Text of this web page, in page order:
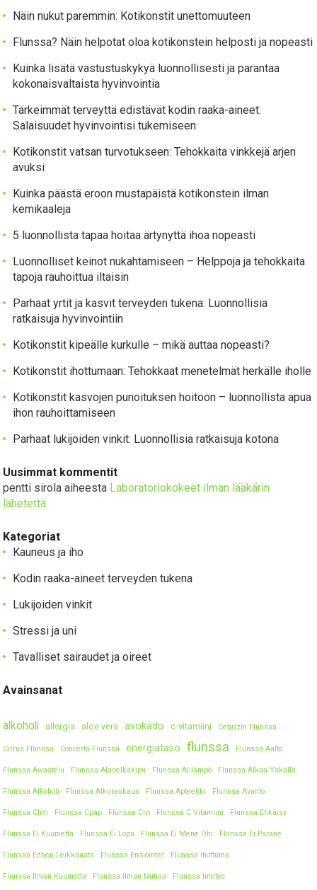
Näin nukut paremmin: Kotikonstit unettomuuteen
Flunssa? Näin helpotat oloa kotikonstein helposti ja nopeasti
Kuinka lisätä vastustuskykyä luonnollisesti ja parantaa
kokonaisvaltaista hyvinvointia
Tärkeimmät terveyttä edistävät kodin raaka-aineet:
Salaisuudet hyvinvointisi tukemiseen
Kotikonstit vatsan turvotukseen: Tehokkaita vinkkejä arjen
avuksi
Kuinka päästä eroon mustapäistä kotikonstein ilman
kemikaaleja
5 luonnollista tapaa hoitaa ärtynyttä ihoa nopeasti
Luonnolliset keinot nukahtamiseen – Helppoja ja tehokkaita
tapoja rauhoittua iltaisin
Parhaat yrtit ja kasvit terveyden tukena: Luonnollisia
ratkaisuja hyvinvointiin
Kotikonstit kipeälle kurkulle – mikä auttaa nopeasti?
Kotikonstit ihottumaan: Tehokkaat menetelmät herkälle iholle
Kotikonstit kasvojen punoituksen hoitoon – luonnollista apua
ihon rauhoittamiseen
Parhaat lukijoiden vinkit: Luonnollisia ratkaisuja kotona
Uusimmat kommentit
pentti sirola aiheesta Laboratoriokokeet ilman lääkärin
lähetettä
Kategoriat
Kauneus ja iho
Kodin raaka-aineet terveyden tukena
Lukijoiden vinkit
Stressi ja uni
Tavalliset sairaudet ja oireet
Avainsanat
alkoholi allergia aloe vera avokado c-vitamiini Cetirizin Flunssa
Cirrus Flunssa Concerta Flunssa energiataso flunssa Flunssa Aalto
Flunssa Aivastelu Flunssa Alaselkäkipu Flunssa Alilämpö Flunssa Alkaa Yskällä
Flunssa Alkoholi Flunssa Alkuraskaus Flunssa Apteekki Flunssa Avanto
Flunssa Chili Flunssa Cpap Flunssa Crp Flunssa C Vitamiini Flunssa Ehkäisy
Flunssa Ei Kuumetta Flunssa Ei Lopu Flunssa Ei Mene Ohi Flunssa Ei Parane
Flunssa Ennen Leikkausta Flunssa Ensioireet Flunssa Ihottuma
Flunssa Ilman Kuumetta Flunssa Ilman Nuhaa Flunssa Imetys